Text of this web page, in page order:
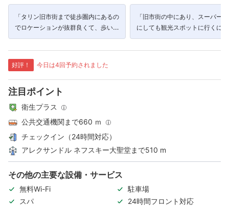
「タリン旧市街まで徒歩圏内にあるの
でロケーションが抜群良くて、歩いて
楽しかったんでした。」
「旧市街の中にあり、スーパー
にしても観光スポットに行くに
便利でした。」
好評！ 今日は4回予約されました
注目ポイント
衛生プラス
公共交通機関まで660 ｍ
チェックイン（24時間対応）
アレクサンドル ネフスキー大聖堂まで510 m
その他の主要な設備・サービス
無料Wi-Fi
駐車場
スパ
24時間フロント対応